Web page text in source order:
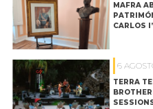
MAFRA
CARLOS
6
TERRA